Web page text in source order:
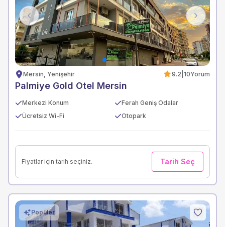
Previous Next
Mersin, Yenişehir 9.2 10Yorum
Palmiye Gold Otel Mersin
Merkezi Konum
Ferah Geniş Odalar
Ücretsiz Wi-Fi
Otopark
Fiyatlar için tarih seçiniz. Tarih Seç
Popüler